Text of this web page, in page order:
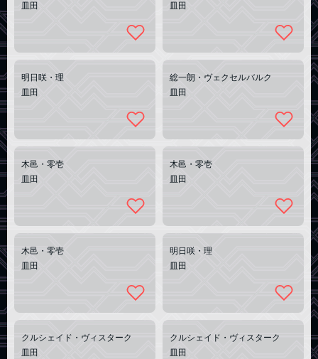
皿田
皿田
明日咲・理
皿田
総一朗・ヴェクセルバルク
皿田
木邑・零壱
皿田
木邑・零壱
皿田
木邑・零壱
皿田
明日咲・理
皿田
クルシェイド・ヴィスターク
皿田
クルシェイド・ヴィスターク
皿田